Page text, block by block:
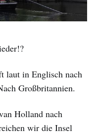
laut in Englisch nach
Großbritannien.
Holland nach
wir die Insel